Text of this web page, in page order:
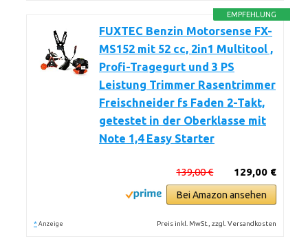
EMPFEHLUNG
FUXTEC Benzin Motorsense FX-
MS152 mit 52 cc, 2in1 Multitool ,
Profi-Tragegurt und 3 PS
Leistung Trimmer Rasentrimmer
Freischneider fs Faden 2-Takt,
getestet in der Oberklasse mit
Note 1,4 Easy Starter
129,00 €
139,00 €
Bei Amazon ansehen
* Anzeige Preis inkl. MwSt., zzgl. Versandkosten